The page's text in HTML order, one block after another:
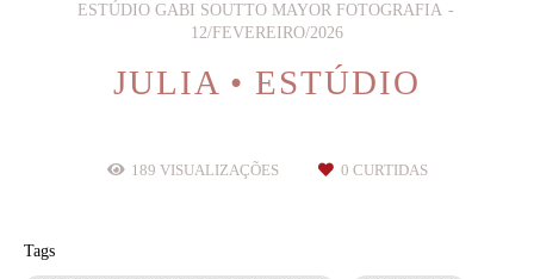
ESTÚDIO GABI SOUTTO MAYOR FOTOGRAFIA
12/FEVEREIRO/2026
JULIA • ESTÚDIO
189 VISUALIZAÇÕES 0 CURTIDAS
Tags